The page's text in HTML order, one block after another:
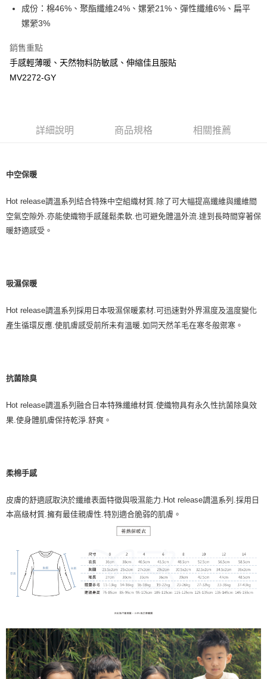
街口支付
悠遊付
ATM付款
運送方式
臺灣離島-金、馬、澎
成份：棉46%、聚酯纖維24%、嫘縈21%、彈性纖維6%、扁平
嫘縈3%
銷售重點
手感輕薄暖、天然物料防敏感、伸縮佳且服貼
MV2272-GY
詳細說明 商品規格 相關推薦
中空保暖
Hot release調溫系列結合特殊中空組織材質 除了可大幅提高纖維與纖維間
空氣空隙外 亦能使織物手感蓬鬆柔軟 也可避免體溫外流 達到長時間穿著保
暖舒適感受。
吸濕保暖
Hot release調溫系列採用日本吸濕保暖素材 可迅速對外界濕度及溫度變化
產生循環反應 使肌膚感受前所未有溫暖 如同天然羊毛在寒冬般禦寒。
抗菌除臭
Hot release調溫系列融合日本特殊纖維材質 使織物具有永久性抗菌除臭效
果 使身體肌膚保持乾淨 舒爽。
柔棉手感
皮膚的舒適感取決於纖維表面特徵與吸濕能力 .Hot release調溫系列 採用日
本高級材質.擁有最佳親膚性.特別適合脆弱的肌膚。